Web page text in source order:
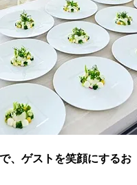
、 ゲストを笑顔にするお